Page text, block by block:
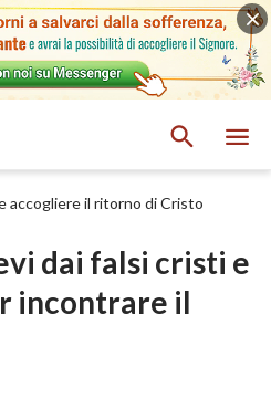
accogliere il ritorno di Cristo
dai falsi cristi e
incontrare il